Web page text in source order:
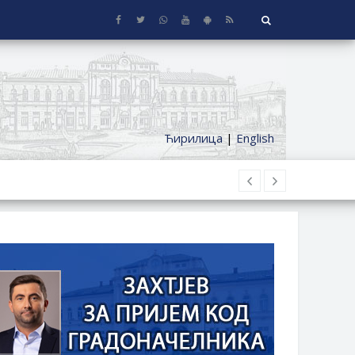
Ћирилица|English
SA OKUĆNICOM NA TERITORIJI
DODATAK ZA DEMOBILISANE BORCE